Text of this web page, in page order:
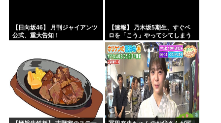
【日向坂46】 月刊ジャイアンツ
公式、重大告知！
【速報】 乃木坂5期生、すぐベ
ロを「こう」やってシてしまう
ｗｗｗｗｗｗ